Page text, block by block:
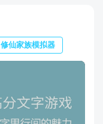
修仙家族模拟器